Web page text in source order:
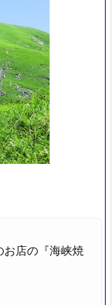
お店の『海峡焼